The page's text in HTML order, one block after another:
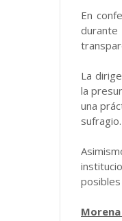
En
durante
La
la
una
sufragio.